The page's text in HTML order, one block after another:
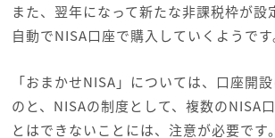
また、翌年になって新たな非課税枠が設
自動でNISA口座で購入していくようです
「おまかせNISA」については、口座開
のと、NISAの制度として、複数のNISA
とはできないことには、注意が必要です